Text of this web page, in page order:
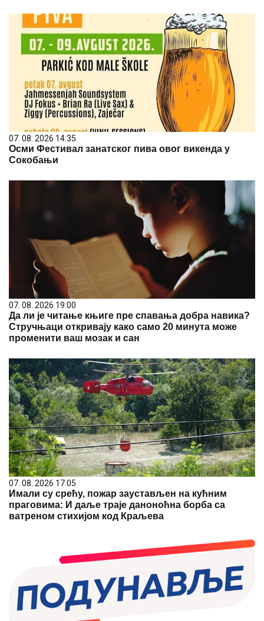
07. 08. 2026 14:35
Осми Фестивал занатског пива овог викенда у
Сокобањи
07. 08. 2026 19:00
Да ли је читање књиге пре спавања добра навика?
Стручњаци откривају како само 20 минута може
променити ваш мозак и сан
07. 08. 2026 17:05
Имали су срећу, пожар заустављен на кућним
праговима: И даље траје даноноћна борба са
ватреном стихијом код Краљева